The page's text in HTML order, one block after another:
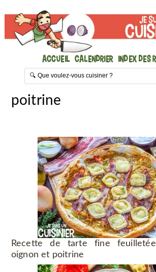
Accueil Calendrier Index des
poitrine
Recette de tarte fine
oignon et poitrine